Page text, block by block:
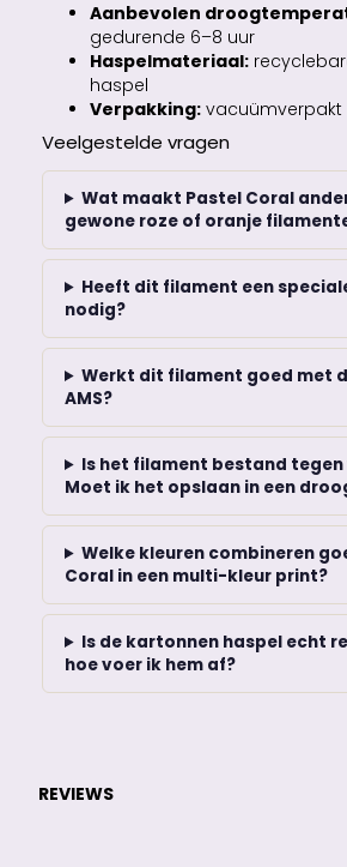
Aanbevolen
gedurende 6–8 uur
Haspelmateriaal:
haspel
Verpakking: vacuümverpakt
Veelgestelde vragen
Wat maakt Pastel Coral
gewone roze of oranje
Heeft dit filament een
nodig?
Werkt dit filament goed met
AMS?
Is het filament bestand
Moet ik het opslaan in een
Welke kleuren combineren
Coral in een multi-kleur print?
Is de kartonnen haspel echt
hoe voer ik hem af?
REVIEWS